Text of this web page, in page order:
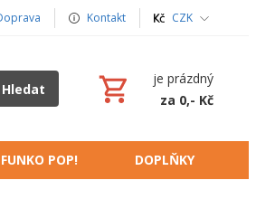
Kontakt CZK
Hledat
je prázdný
za 0,- Kč
FUNKO POP! DOPLŇKY